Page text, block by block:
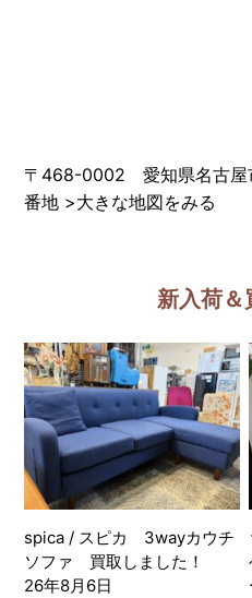
〒468-0002 愛知県名古屋
番地 >大きな地図をみる
新入荷＆
spica / スピカ 3wayカウチ
ソファ 買取しました！
26年8月6日